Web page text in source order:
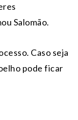
Salomão.
Caso seja
pode ficar